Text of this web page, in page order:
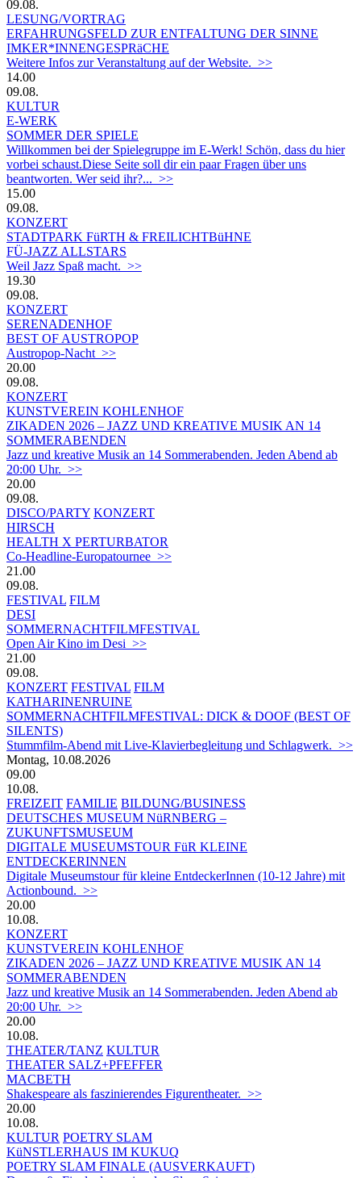
09.08.
LESUNG/VORTRAG
ERFAHRUNGSFELD ZUR ENTFALTUNG DER SINNE
IMKER*INNENGESPRäCHE
Weitere Infos zur Veranstaltung auf der Website. >>
14.00
09.08.
KULTUR
E-WERK
SOMMER DER SPIELE
Willkommen bei der Spielegruppe im E-Werk! Schön, dass du hier
vorbei schaust.Diese Seite soll dir ein paar Fragen über uns
beantworten. Wer seid ihr?... >>
15.00
09.08.
KONZERT
STADTPARK FüRTH & FREILICHTBüHNE
FÜ-JAZZ ALLSTARS
Weil Jazz Spaß macht. >>
19.30
09.08.
KONZERT
SERENADENHOF
BEST OF AUSTROPOP
Austropop-Nacht >>
20.00
09.08.
KONZERT
KUNSTVEREIN KOHLENHOF
ZIKADEN 2026 – JAZZ UND KREATIVE MUSIK AN 14
SOMMERABENDEN
Jazz und kreative Musik an 14 Sommerabenden. Jeden Abend ab
20:00 Uhr. >>
20.00
09.08.
DISCO/PARTY KONZERT
HIRSCH
HEALTH X PERTURBATOR
Co-Headline-Europatournee >>
21.00
09.08.
FESTIVAL FILM
DESI
SOMMERNACHTFILMFESTIVAL
Open Air Kino im Desi >>
21.00
09.08.
KONZERT FESTIVAL FILM
KATHARINENRUINE
SOMMERNACHTFILMFESTIVAL: DICK & DOOF (BEST OF
SILENTS)
Stummfilm-Abend mit Live-Klavierbegleitung und Schlagwerk. >>
Montag, 10.08.2026
09.00
10.08.
FREIZEIT FAMILIE BILDUNG/BUSINESS
DEUTSCHES MUSEUM NüRNBERG –
ZUKUNFTSMUSEUM
DIGITALE MUSEUMSTOUR FüR KLEINE
ENTDECKERINNEN
Digitale Museumstour für kleine EntdeckerInnen (10-12 Jahre) mit
Actionbound. >>
20.00
10.08.
KONZERT
KUNSTVEREIN KOHLENHOF
ZIKADEN 2026 – JAZZ UND KREATIVE MUSIK AN 14
SOMMERABENDEN
Jazz und kreative Musik an 14 Sommerabenden. Jeden Abend ab
20:00 Uhr. >>
20.00
10.08.
THEATER/TANZ KULTUR
THEATER SALZ+PFEFFER
MACBETH
Shakespeare als faszinierendes Figurentheater. >>
20.00
10.08.
KULTUR POETRY SLAM
KüNSTLERHAUS IM KUKUQ
POETRY SLAM FINALE (AUSVERKAUFT)